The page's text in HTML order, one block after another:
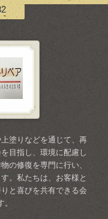
塗りなどを通じて、再
目指し、環境に配慮し
の修復を専門に行い、
。私たちは、お客様と
と喜びを共有できる会